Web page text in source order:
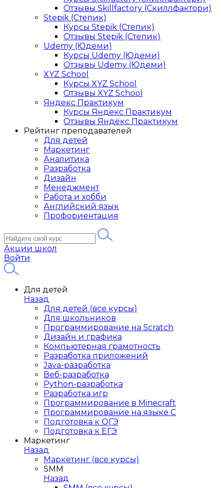
Отзывы Skillfactory (Скиллфактори)
Stepik (Степик)
Курсы Stepik (Степик)
Отзывы Stepik (Степик)
Udemy (Юдеми)
Курсы Udemy (Юдеми)
Отзывы Udemy (Юдеми)
XYZ School
Курсы XYZ School
Отзывы XYZ School
Яндекс Практикум
Курсы Яндекс Практикум
Отзывы Яндекс Практикум
Рейтинг преподавателей
Для детей
Маркетинг
Аналитика
Разработка
Дизайн
Менеджмент
Работа и хобби
Английский язык
Профориентация
Акции школ
Войти
Для детей
Назад
Для детей (все курсы)
Для школьников
Программирование на Scratch
Дизайн и графика
Компьютерная грамотность
Разработка приложений
Java-разработка
Веб-разработка
Python-разработка
Разработка игр
Программирование в Minecraft
Программирование на языке C
Подготовка к ОГЭ
Подготовка к ЕГЭ
Маркетинг
Назад
Маркетинг (все курсы)
SMM
Назад